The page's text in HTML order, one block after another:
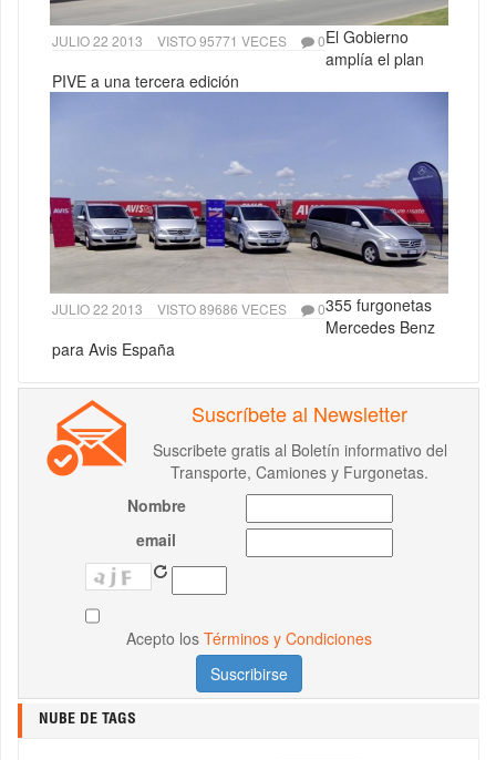
JULIO 22 2013 VISTO 95771 VECES 0El Gobierno
amplía el plan
PIVE a una tercera edición
JULIO 22 2013 VISTO 89686 VECES 0355 furgonetas
Mercedes Benz
para Avis España
Suscríbete al Newsletter
Suscribete gratis al Boletín informativo del
Transporte, Camiones y Furgonetas.
Nombre
email
Acepto los Términos y Condiciones
NUBE DE TAGS